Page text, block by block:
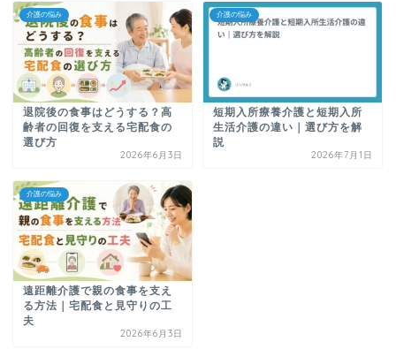
介護の悩み
退院後の食事はどうする？高
齢者の回復を支える宅配食の
選び方
2026年6月3日
介護の悩み
短期入所療養介護と短期入所
生活介護の違い｜選び方を解
説
2026年7月1日
介護の悩み
遠距離介護で親の食事を支え
る方法｜宅配食と見守りの工
夫
2026年6月3日